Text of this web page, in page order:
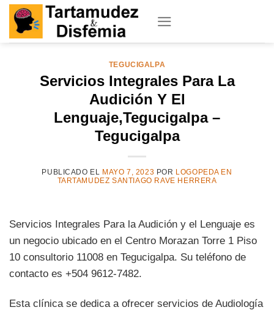
Skip
content
TEGUCIGALPA
Servicios Integrales Para La
Audición Y El
Lenguaje,Tegucigalpa –
Tegucigalpa
PUBLICADO EL MAYO 7, 2023 POR LOGOPEDA EN
TARTAMUDEZ SANTIAGO RAVE HERRERA
Servicios Integrales Para la Audición y el Lenguaje es
un negocio ubicado en el Centro Morazan Torre 1 Piso
10 consultorio 11008 en Tegucigalpa. Su teléfono de
contacto es +504 9612-7482.
Esta clínica se dedica a ofrecer servicios de Audiología